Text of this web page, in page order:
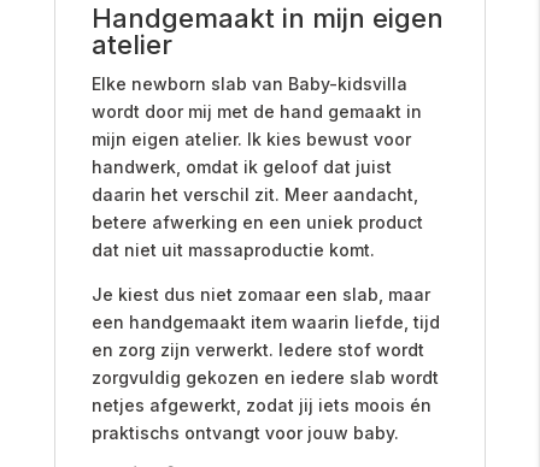
Handgemaakt in mijn eigen
atelier
Elke newborn slab van Baby-kidsvilla
wordt door mij met de hand gemaakt in
mijn eigen atelier. Ik kies bewust voor
handwerk, omdat ik geloof dat juist
daarin het verschil zit. Meer aandacht,
betere afwerking en een uniek product
dat niet uit massaproductie komt.
Je kiest dus niet zomaar een slab, maar
een handgemaakt item waarin liefde, tijd
en zorg zijn verwerkt. Iedere stof wordt
zorgvuldig gekozen en iedere slab wordt
netjes afgewerkt, zodat jij iets moois én
praktischs ontvangt voor jouw baby.